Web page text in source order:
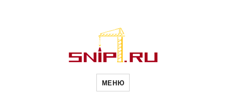
Новости
МЕНЮ